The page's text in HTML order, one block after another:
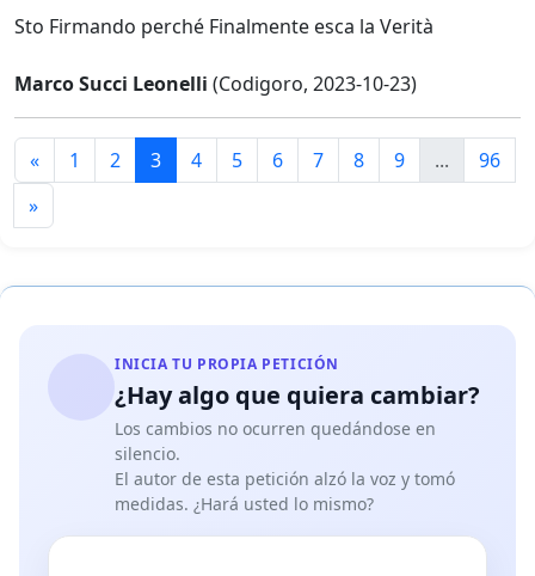
Sto Firmando perché Finalmente esca la Verità
Marco Succi Leonelli (Codigoro, 2023-10-23)
« 1 2 3 4 5 6 7 8 9 ...
96
»
INICIA TU PROPIA PETICIÓN
¿Hay algo que quiera cambiar?
Los cambios no ocurren quedándose en
silencio.
El autor de esta petición alzó la voz y tomó
medidas. ¿Hará usted lo mismo?